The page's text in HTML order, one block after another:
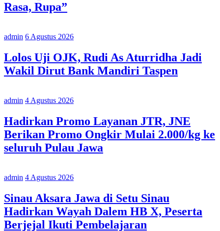
Rasa, Rupa”
admin 6 Agustus 2026
Lolos Uji OJK, Rudi As Aturridha Jadi
Wakil Dirut Bank Mandiri Taspen
admin 4 Agustus 2026
Hadirkan Promo Layanan JTR, JNE
Berikan Promo Ongkir Mulai 2.000/kg ke
seluruh Pulau Jawa
admin 4 Agustus 2026
Sinau Aksara Jawa di Setu Sinau
Hadirkan Wayah Dalem HB X, Peserta
Berjejal Ikuti Pembelajaran